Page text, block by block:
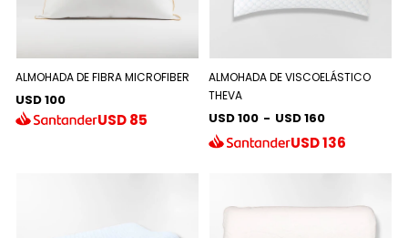
ALMOHADA DE FIBRA MICROFIBER
USD 100
USD85
ALMOHADA DE VISCOELÁSTICO
THEVA
USD 100 - USD 160
USD136